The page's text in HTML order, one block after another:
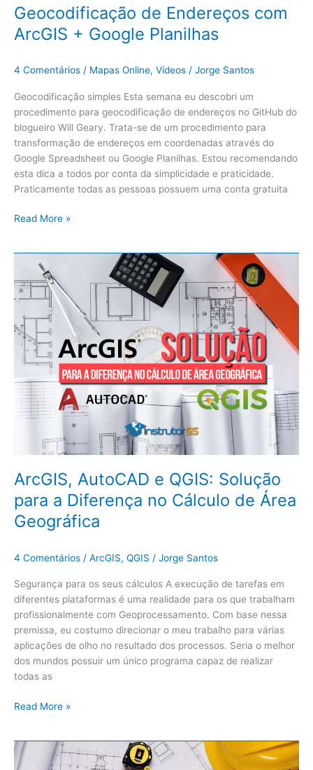
Geocodificação de Endereços com
ArcGIS + Google Planilhas
4 Comentários / Mapas Online, Vídeos / Jorge Santos
Geocodificação simples Esta semana eu descobri um
procedimento para geocodificação de endereços no GitHub do
blogueiro Will Geary. Trata-se de um procedimento para
transformação de endereços em coordenadas através do
Google Spreadsheet ou Google Planilhas. Estou recomendando
esta dica a todos por conta da simplicidade e praticidade.
Praticamente todas as pessoas possuem uma conta gratuita
Read More »
ArcGIS, AutoCAD e QGIS: Solução
para a Diferença no Cálculo de Área
Geográfica
4 Comentários / ArcGIS, QGIS / Jorge Santos
Segurança para os seus cálculos A execução de tarefas em
diferentes plataformas é uma realidade para os que trabalham
profissionalmente com Geoprocessamento. Com base nessa
premissa, eu costumo direcionar o meu trabalho para várias
aplicações de olho no resultado dos processos. Seria o melhor
dos mundos possuir um único programa capaz de realizar
todas as
ArcGIS,
AutoCAD
e
Solução
para
Diferença
no
Cálculo
de
Geográfica
Read More »
Quatro
Métodos